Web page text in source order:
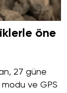
öne
27 güne
modu ve GPS